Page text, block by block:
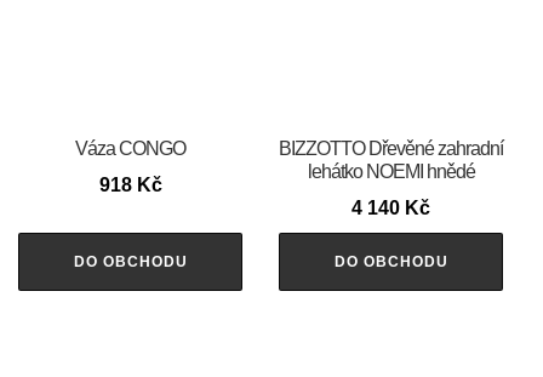
Váza CONGO
918 Kč
DO OBCHODU
BIZZOTTO Dřevěné zahradní
lehátko NOEMI hnědé
4 140 Kč
DO OBCHODU